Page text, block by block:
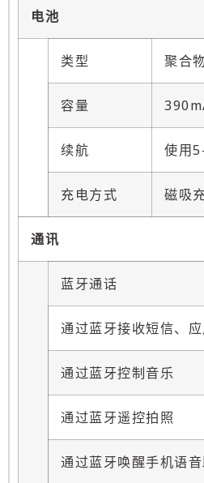
电池
类型 聚合
容量
续航 使用
充电方式 磁吸
通讯
蓝牙通话
通过蓝牙接收短信、
通过蓝牙控制音乐
通过蓝牙遥控拍照
通过蓝牙唤醒手机语